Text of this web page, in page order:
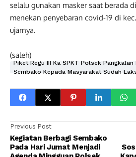
selalu gunakan masker saat berada
menekan penyebaran covid-19 di
ujarnya.
(saleh)
Piket Regu III Ka SPKT Polsek Pangkalan
Sembako Kepada Masyarakat Sudah
Previous Post
Kegiatan Berbagi Sembako
Pada Hari Jumat Menjadi